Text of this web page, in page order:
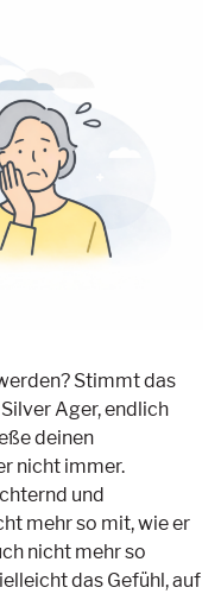
Stimmt das
Ager, endlich
deinen
nicht immer.
und
mehr so mit, wie er
nicht mehr so
das Gefühl, auf